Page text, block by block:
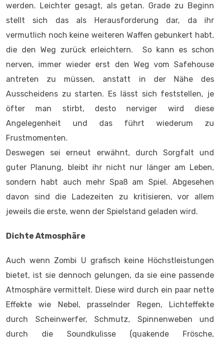
werden. Leichter gesagt, als getan. Grade zu Beginn
stellt sich das als Herausforderung dar, da ihr
vermutlich noch keine weiteren Waffen gebunkert habt,
die den Weg zurück erleichtern. So kann es schon
nerven, immer wieder erst den Weg vom Safehouse
antreten zu müssen, anstatt in der Nähe des
Ausscheidens zu starten. Es lässt sich feststellen, je
öfter man stirbt, desto nerviger wird diese
Angelegenheit und das führt wiederum zu
Frustmomenten.
Deswegen sei erneut erwähnt, durch Sorgfalt und
guter Planung, bleibt ihr nicht nur länger am Leben,
sondern habt auch mehr Spaß am Spiel. Abgesehen
davon sind die Ladezeiten zu kritisieren, vor allem
jeweils die erste, wenn der Spielstand geladen wird.
Dichte Atmosphäre
Auch wenn Zombi U grafisch keine Höchstleistungen
bietet, ist sie dennoch gelungen, da sie eine passende
Atmosphäre vermittelt. Diese wird durch ein paar nette
Effekte wie Nebel, prasselnder Regen, Lichteffekte
durch Scheinwerfer, Schmutz, Spinnenweben und
durch die Soundkulisse (quakende Frösche,